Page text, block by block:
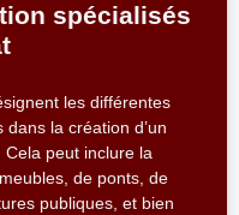
spécialisés
les différentes
la création d’un
Cela peut inclure la
de ponts, de
publiques, et bien